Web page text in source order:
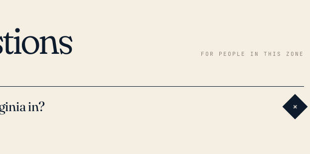
FOR PEOPLE IN THIS ZONE
in? +